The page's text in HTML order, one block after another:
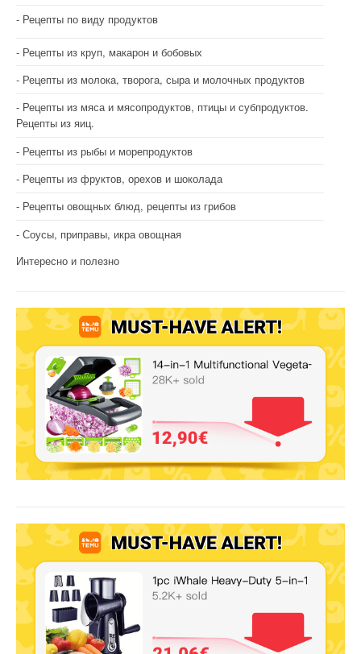
Рецепты по виду продуктов
Рецепты из круп, макарон и бобовых
Рецепты из молока, творога, сыра и молочных продуктов
Рецепты из мяса и мясопродуктов, птицы и субпродуктов.
Рецепты из яиц.
Рецепты из рыбы и морепродуктов
Рецепты из фруктов, орехов и шоколада
Рецепты овощных блюд, рецепты из грибов
Соусы, приправы, икра овощная
Интересно и полезно